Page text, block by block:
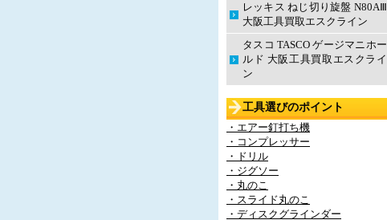
レッキス ねじ切り旋盤 N80AⅢ
大阪工具買取エスクライン
タスコ TASCO ゲージマニホー
ルド 大阪工具買取エスクライ
ン
工具選びのポイント
・エアー釘打ち機
・コンプレッサー
・ドリル
・ジグソー
・丸のこ
・スライド丸のこ
・ディスクグラインダー